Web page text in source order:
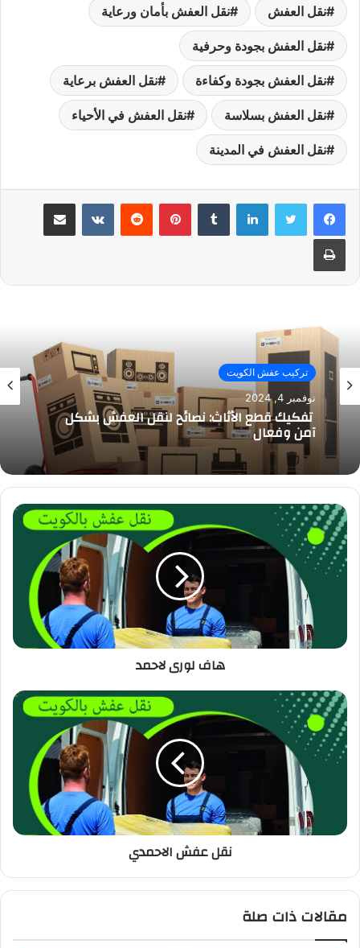
نقل العفش نقل العفش بأمان ورعاية
نقل العفش بجودة وحرفية
نقل العفش بجودة وكفاءة نقل العفش برعاية
نقل العفش بسلاسة نقل العفش في الأحياء
نقل العفش في المدينة
لينكدإن بينتيريست مشاركة عبر البريد
طباعة
تركيب عفش الكويت
نوفمبر 4, 2024
تفكيك قطع الأثاث: نصائح لنقل العفش بشكل
آمن وفعال
هاف لورى لاحمد
نقل عفش الاحمدي
مقالات ذات صلة